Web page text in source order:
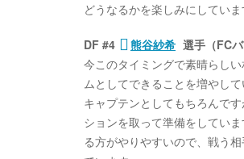
どうなるかを楽しみにしていま
DF #4 熊谷紗希 選手（FC
今このタイミングで素晴らし
ムとしてできることを増やし
キャプテンとしてもちろんで
ションを取って準備をしてい
る方がやりやすいので、戦う